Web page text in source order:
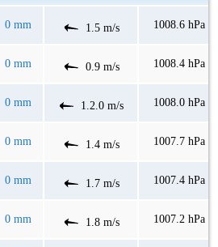
0 mm 1.5 m/s 1008.6 hPa
0 mm 0.9 m/s 1008.4 hPa
0 mm 1.2.0 m/s 1008.0 hPa
0 mm 1.4 m/s 1007.7 hPa
0 mm 1.7 m/s 1007.4 hPa
0 mm 1.8 m/s 1007.2 hPa